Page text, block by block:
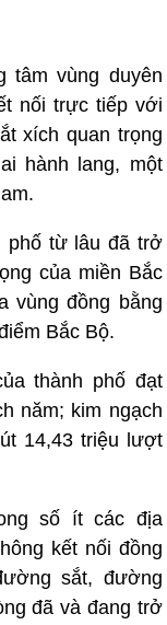
tâm vùng duyên
nối trực tiếp với
xích quan trọng
hành lang, một
phố từ lâu đã trở
của miền Bắc
vùng đồng bằng
Bắc Bộ.
thành phố đạt
năm; kim ngạch
14,43 triệu lượt
số ít các địa
kết nối đồng
sắt, đường
đã và đang trở